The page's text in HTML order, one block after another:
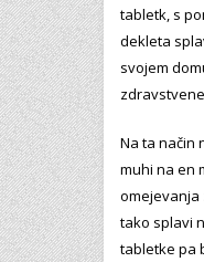
tabletk, s
dekleta
svojem
Na ta način
muhi na en
tako splavi
tabletke pa